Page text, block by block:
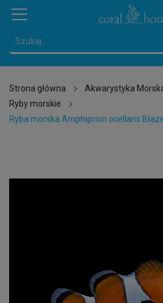
Strona główna Akwarystyka
Ryby morskie
Ryba morska Amphiprion ocellaris